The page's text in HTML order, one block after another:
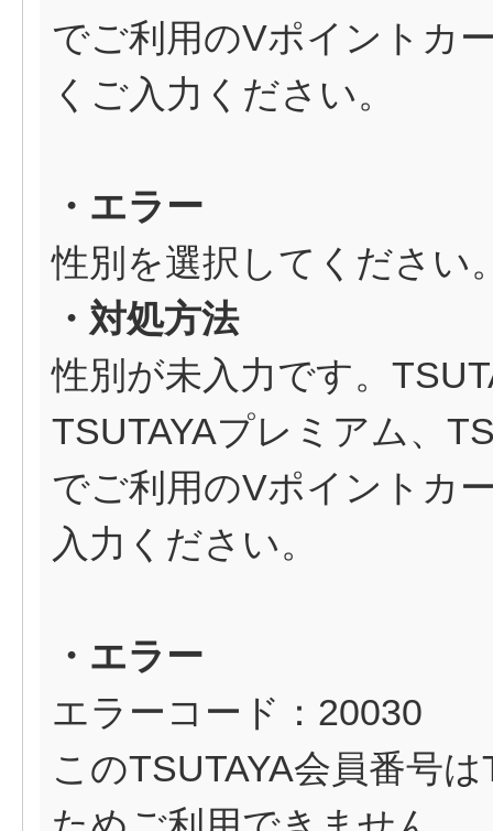
でご利用のVポイントカ
くご入力ください。
・エラー
性別を選択してください
・対処方法
性別が未入力です。
TSUTAYAプレミアム、
でご利用のVポイントカ
入力ください。
・エラー
エラーコード：20030
このTSUTAYA会員番号